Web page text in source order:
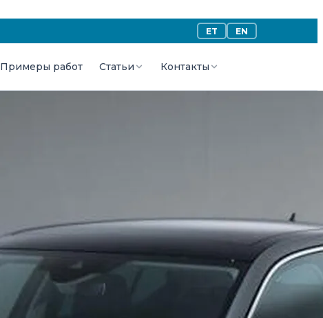
ET EN
Примеры работ Статьи Контакты